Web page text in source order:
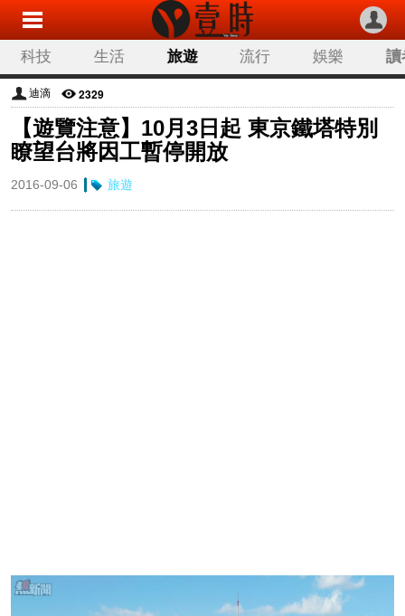
科技 生活 旅遊 流行 娛樂 讀
迪滴 2329
【遊覽注意】10月3日起 東京鐵塔特別
瞭望台將因工暫停開放
2016-09-06 旅遊